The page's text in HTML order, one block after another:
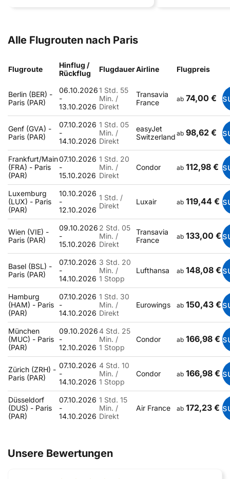
Alle Flugrouten nach Paris
Flugroute
Hinflug /
Rückflug
FlugdauerAirline Flugpreis
Berlin (BER) -
Paris (PAR)
06.10.2026
-
13.10.2026
1 Std. 55
Min. /
Direkt
Transavia
France
ab 74,00 €
Genf (GVA) -
Paris (PAR)
07.10.2026
-
14.10.2026
1 Std. 05
Min. /
Direkt
easyJet
Switzerland ab 98,62 €
Frankfurt/Main
(FRA) - Paris
(PAR)
07.10.2026
-
15.10.2026
1 Std. 20
Min. /
Direkt
Condor ab 112,98 €
Luxemburg
(LUX) - Paris
(PAR)
10.10.2026
-
12.10.2026
1 Std. /
Direkt
Luxair ab 119,44 €
Wien (VIE) -
Paris (PAR)
09.10.2026
-
15.10.2026
2 Std. 05
Min. /
Direkt
Transavia
France
ab 133,00 €
Basel (BSL) -
Paris (PAR)
07.10.2026
-
14.10.2026
3 Std. 20
Min. /
1 Stopp
Lufthansa ab 148,08 €
Hamburg
(HAM) - Paris
(PAR)
07.10.2026
-
14.10.2026
1 Std. 30
Min. /
Direkt
Eurowings ab 150,43 €
München
(MUC) - Paris
(PAR)
09.10.2026
-
12.10.2026
4 Std. 25
Min. /
1 Stopp
Condor ab 166,98 €
Zürich (ZRH) -
Paris (PAR)
07.10.2026
-
14.10.2026
4 Std. 10
Min. /
1 Stopp
Condor ab 166,98 €
Düsseldorf
(DUS) - Paris
(PAR)
07.10.2026
-
14.10.2026
1 Std. 15
Min. /
Direkt
Air France ab 172,23 €
Unsere Bewertungen